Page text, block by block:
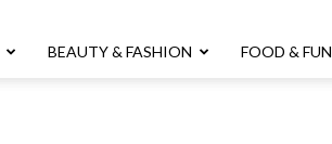
BEAUTY & FASHION FOOD & FUN